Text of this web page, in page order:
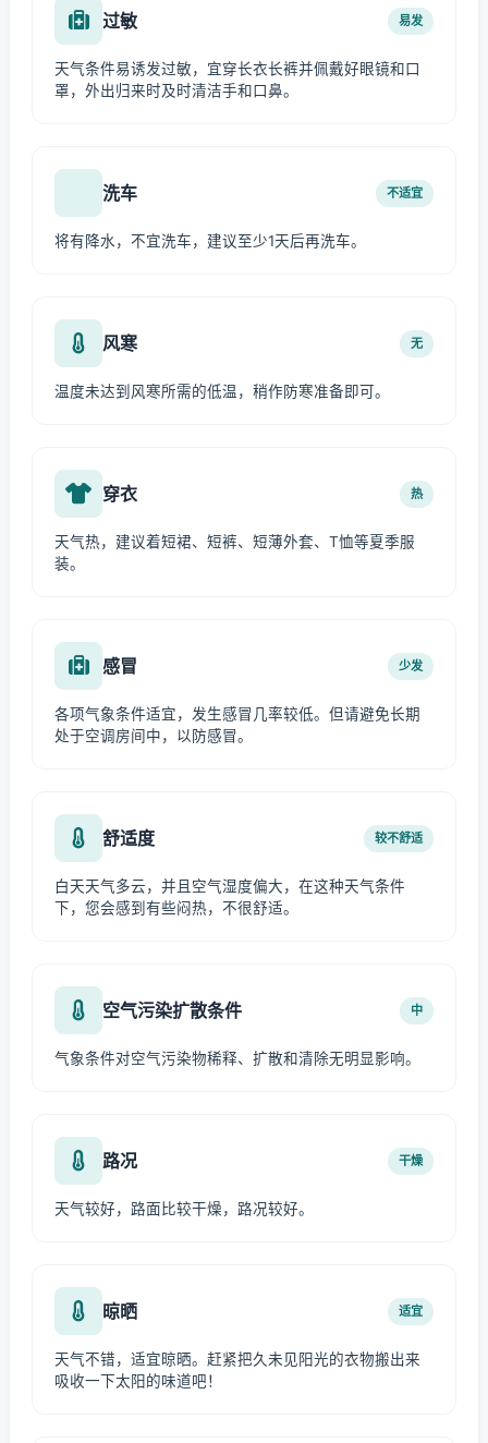
过敏 易发
天气条件易诱发过敏，宜穿长衣长裤并佩戴好眼镜和口
罩，外出归来时及时清洁手和口鼻。
洗车 不适宜
将有降水，不宜洗车，建议至少1天后再洗车。
风寒 无
温度未达到风寒所需的低温，稍作防寒准备即可。
穿衣 热
天气热，建议着短裙、短裤、短薄外套、T恤等夏季服
装。
感冒 少发
各项气象条件适宜，发生感冒几率较低。但请避免长期
处于空调房间中，以防感冒。
舒适度 较不舒适
白天天气多云，并且空气湿度偏大，在这种天气条件
下，您会感到有些闷热，不很舒适。
空气污染扩散条件 中
气象条件对空气污染物稀释、扩散和清除无明显影响。
路况 干燥
天气较好，路面比较干燥，路况较好。
晾晒 适宜
天气不错，适宜晾晒。赶紧把久未见阳光的衣物搬出来
吸收一下太阳的味道吧！